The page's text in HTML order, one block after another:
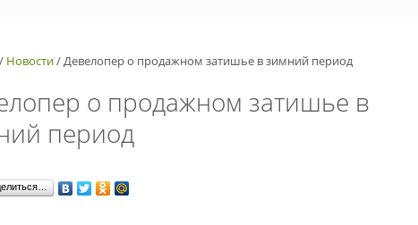
/ Новости/Девелопер о продажном затишье в зимний период
о продажном затишье в
период